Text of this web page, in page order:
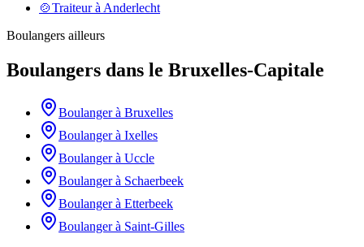
🍲Traiteurà Anderlecht
Boulangers ailleurs
Boulangers dans le Bruxelles-Capitale
Boulangerà Bruxelles
Boulangerà Ixelles
Boulangerà Uccle
Boulangerà Schaerbeek
Boulangerà Etterbeek
Boulangerà Saint-Gilles